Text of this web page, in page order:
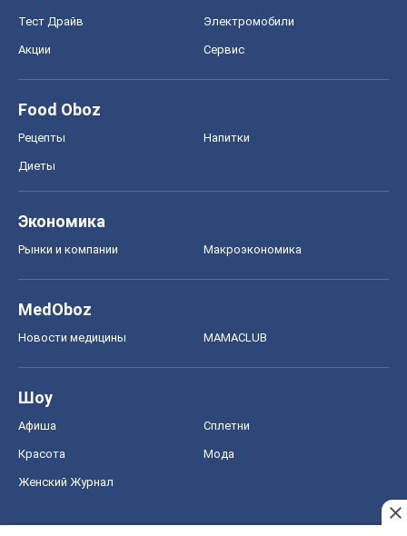
Тест Драйв Электромобили
Акции Сервис
Food Oboz
Рецепты Напитки
Диеты
Экономика
Рынки и компании Mакроэкономика
MedOboz
Новости медицины MAMACLUB
Шоу
Афиша Сплетни
Красота Мода
Женский Журнал